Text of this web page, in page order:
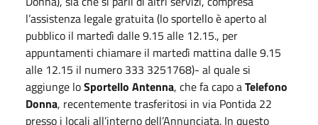
l’assistenza legale gratuita (lo sportello è aperto al
pubblico il martedì dalle 9.15 alle 12.15., per
appuntamenti chiamare il martedì mattina dalle 9.15
alle 12.15 il numero 333 3251768)- al quale si
aggiunge loSportello Antenna, che fa capo aTelefono
Donna, recentemente trasferitosi in via Pontida 22
presso i locali all’interno dell’Annunciata. In questo